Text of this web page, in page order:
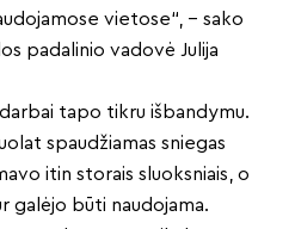
vietose“, – sako
padalinio vadovė Julija
tapo tikru išbandymu.
spaudžiamas sniegas
itin storais sluoksniais, o
galėjo būti naudojama.